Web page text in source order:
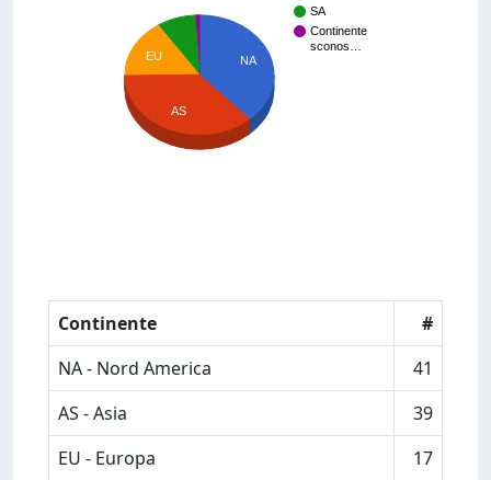
SA
Continente
sconos…
NA
EU
AS
Continente
#
NA - Nord America
41
AS - Asia
39
EU - Europa
17